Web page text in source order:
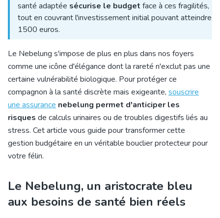
santé adaptée sécurise le budget face à ces fragilités,
tout en couvrant l'investissement initial pouvant atteindre
1500 euros.
Le Nebelung s'impose de plus en plus dans nos foyers
comme une icône d'élégance dont la rareté n'exclut pas une
certaine vulnérabilité biologique. Pour protéger ce
compagnon à la santé discrète mais exigeante, souscrire
une assurance nebelung permet d'anticiper les
risques de calculs urinaires ou de troubles digestifs liés au
stress. Cet article vous guide pour transformer cette
gestion budgétaire en un véritable bouclier protecteur pour
votre félin.
Le Nebelung, un aristocrate bleu
aux besoins de santé bien réels